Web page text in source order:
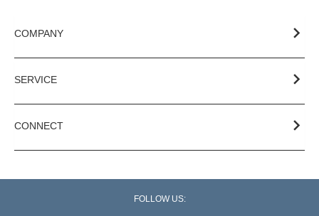
COMPANY
SERVICE
CONNECT
FOLLOW US: